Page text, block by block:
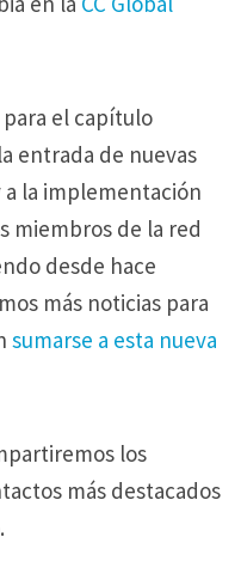
el capítulo
entrada de nuevas
a la implementación
miembros de la red
desde hace
más noticias para
sumarse a esta nueva
los
más destacados